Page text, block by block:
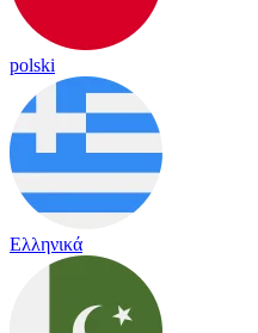
polski
Ελληνικά